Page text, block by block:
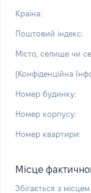
Країна:
Поштовий індекс:
Місто, селище чи
[Конфіденційна
Номер будинку:
Номер корпусу:
Номер квартири:
Місце
Збігається з місцем